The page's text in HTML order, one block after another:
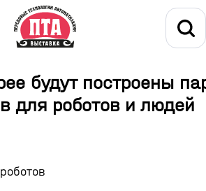
будут построены
для роботов и людей